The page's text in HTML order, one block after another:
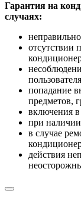
Гарантия на
случаях:
отсутствии
пользователя
попадание
предметов,
включения
при
в случае
действия